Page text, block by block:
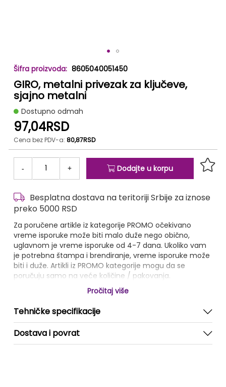
8605040051450
GIRO, metalni privezak za ključeve,
sjajno metalni
Dostupno odmah
97,04RSD
Cena bez PDV-a: 80,87RSD
- + Dodajte u korpu
Besplatna dostava na teritoriji Srbije za iznose
preko 5000 RSD
Za poručene artikle iz kategorije PROMO očekivano
vreme isporuke može biti malo duže nego obično,
uglavnom je vreme isporuke od 4-7 dana. Ukoliko vam
je potrebna štampa i brendiranje, vreme isporuke može
biti i duže. Artikli iz PROMO kategorije mogu da se
poručuju samo na veće količine / pakovanja.
Pročitaj više
Tehničke specifikacije
Dostava i povrat
Skip
to
the
beginning
of
the
images
gallery